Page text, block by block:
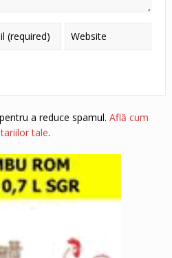
a reduce spamul. Află cum
tale.